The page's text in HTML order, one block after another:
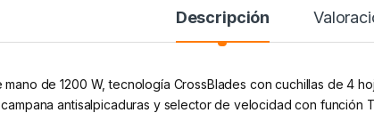
Descripción
mano de 1200 W, tecnología CrossBlades con cuchillas de 4
antisalpicaduras y selector de velocidad con función